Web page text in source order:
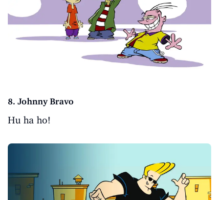
8. Johnny Bravo
Hu ha ho!